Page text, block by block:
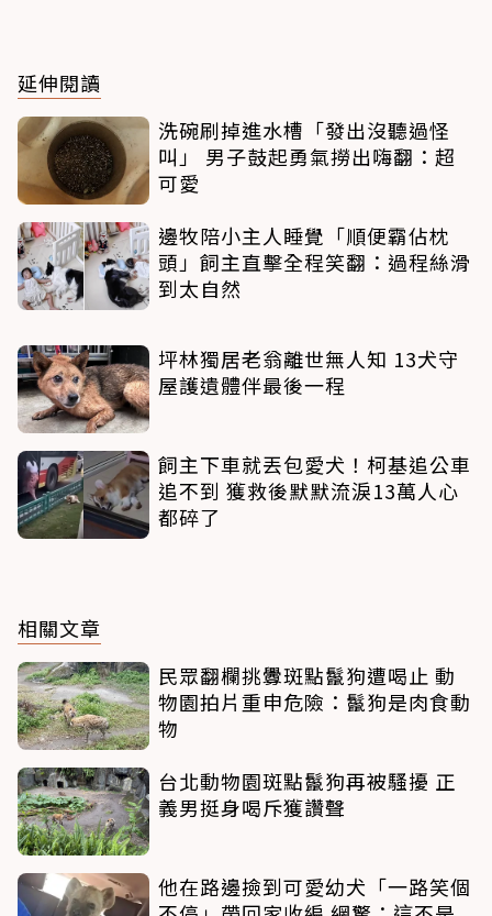
延伸閱讀
洗碗刷掉進水槽「發出沒聽過怪
叫」 男子鼓起勇氣撈出嗨翻：超
可愛
邊牧陪小主人睡覺「順便霸佔枕
頭」飼主直擊全程笑翻：過程絲滑
到太自然
坪林獨居老翁離世無人知 13犬守
屋護遺體伴最後一程
飼主下車就丟包愛犬！柯基追公車
追不到 獲救後默默流淚13萬人心
都碎了
相關文章
民眾翻欄挑釁斑點鬣狗遭喝止 動
物園拍片重申危險：鬣狗是肉食動
物
台北動物園斑點鬣狗再被騷擾 正
義男挺身喝斥獲讚聲
他在路邊撿到可愛幼犬「一路笑個